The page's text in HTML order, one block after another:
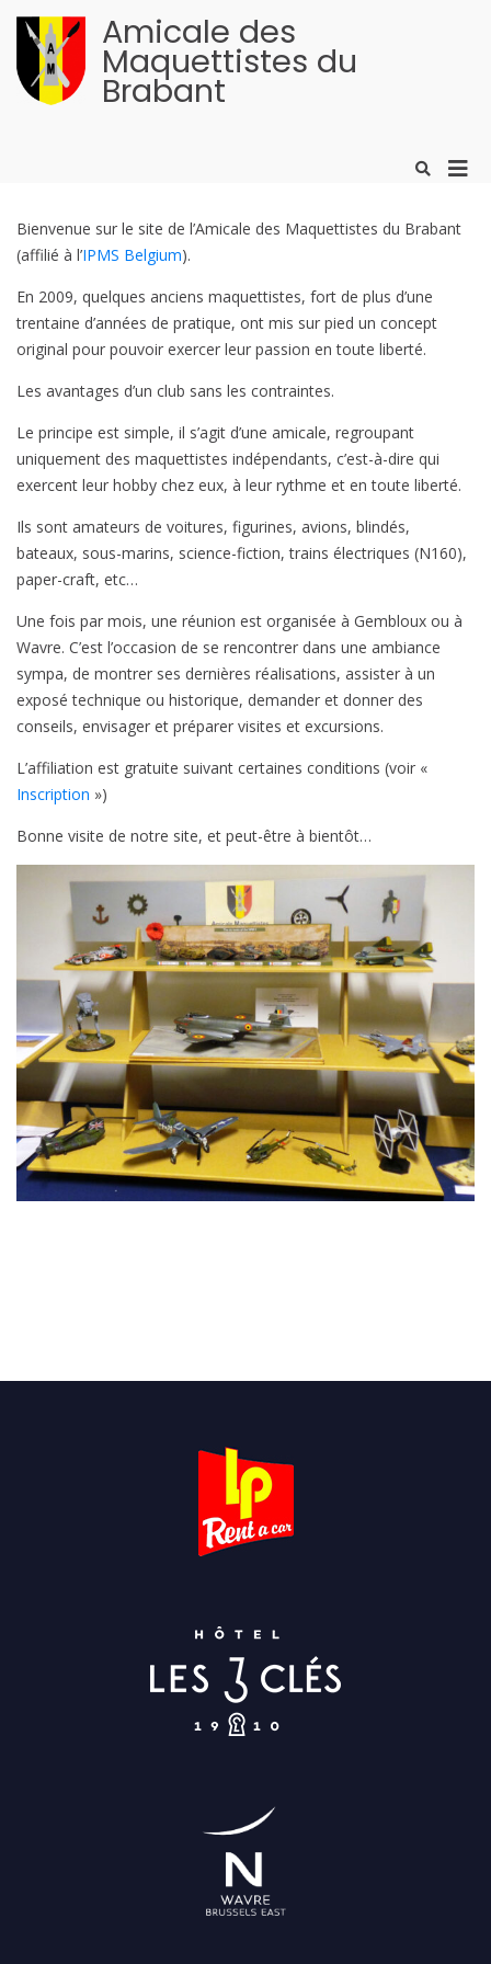
contenu
Amicale des
Maquettistes du
Brabant
Afficher
de
pour
Bienvenue sur le site de l’Amicale des Maquettistes du Brabant
(affilié à l’IPMS Belgium).
En 2009, quelques anciens maquettistes, fort de plus d’une
trentaine d’années de pratique, ont mis sur pied un concept
original pour pouvoir exercer leur passion en toute liberté.
Les avantages d’un club sans les contraintes.
Le principe est simple, il s’agit d’une amicale, regroupant
uniquement des maquettistes indépendants, c’est-à-dire qui
exercent leur hobby chez eux, à leur rythme et en toute liberté.
Ils sont amateurs de voitures, figurines, avions, blindés,
bateaux, sous-marins, science-fiction, trains électriques (N160),
paper-craft, etc…
Une fois par mois, une réunion est organisée à Gembloux ou à
Wavre. C’est l’occasion de se rencontrer dans une ambiance
sympa, de montrer ses dernières réalisations, assister à un
exposé technique ou historique, demander et donner des
conseils, envisager et préparer visites et excursions.
L’affiliation est gratuite suivant certaines conditions (voir «
Inscription »)
Bonne visite de notre site, et peut-être à bientôt…